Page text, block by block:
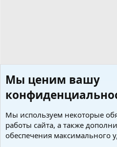
Пользователи
Мы ценим вашу
Мы используем некоторые
работы сайта, а также
обеспечения максимального